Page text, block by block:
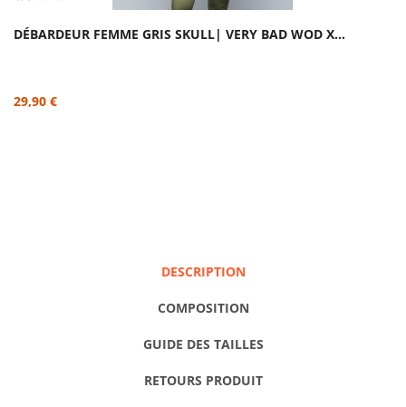
DÉBARDEUR FEMME GRIS SKULL| VERY BAD WOD X...
29,90 €
DESCRIPTION
COMPOSITION
GUIDE DES TAILLES
RETOURS PRODUIT